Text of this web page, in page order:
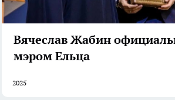
Вячеслав Жабин
мэром Ельца
2025